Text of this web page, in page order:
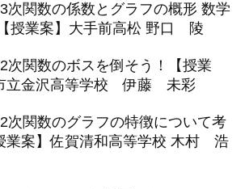
次関数の係数とグラフの概形 数学
授業案】大手前高松 野口 陵
次関数のボスを倒そう！【授業
立金沢高等学校 伊藤 未彩
次関数のグラフの特徴について考
業案】佐賀清和高等学校 木村 浩